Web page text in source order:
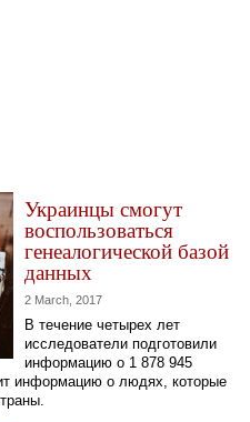
Украинцы смогут
воспользоваться
генеалогической базой
данных
2 March, 2017
В течение четырех лет
исследователи подготовили
информацию о 1 878 945
информацию о людях, которые